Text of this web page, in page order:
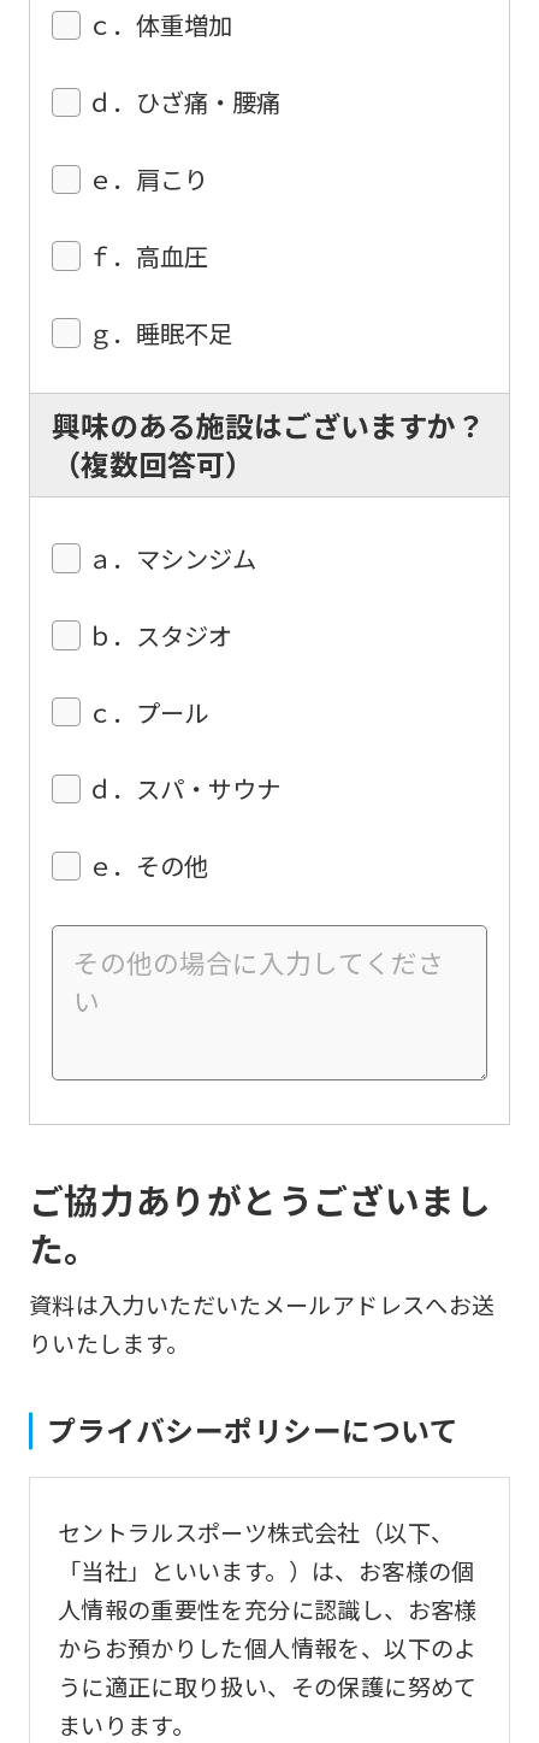
ｃ．体重増加
ｄ．ひざ痛・腰痛
ｅ．肩こり
ｆ．高血圧
ｇ．睡眠不足
興味のある施設はございますか？
（複数回答可）
ａ．マシンジム
ｂ．スタジオ
ｃ．プール
ｄ．スパ・サウナ
ｅ．その他
ご協力ありがとうございまし
た。
資料は入力いただいたメールアドレスへお送
りいたします。
プライバシーポリシーについて
セントラルスポーツ株式会社（以下、
「当社」といいます。）は、お客様の個
人情報の重要性を充分に認識し、お客様
からお預かりした個人情報を、以下のよ
うに適正に取り扱い、その保護に努めて
まいります。